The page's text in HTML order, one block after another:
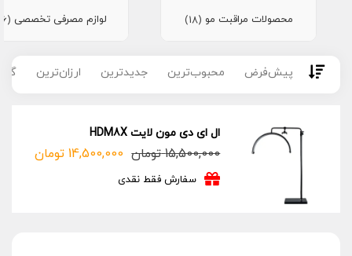
محصولات مراقبت مو (18) لوازم مصرفی تخصصی (16)
پیش‌فرض محبوب‌ترین جدیدترین ارزان‌ترین
ال ای دی مون لایت HDM8X
15,500,000 تومان
قیمت
اصلی:
14,500,000 تومان
قیمت
فعلی:سفارش فقط نقدی